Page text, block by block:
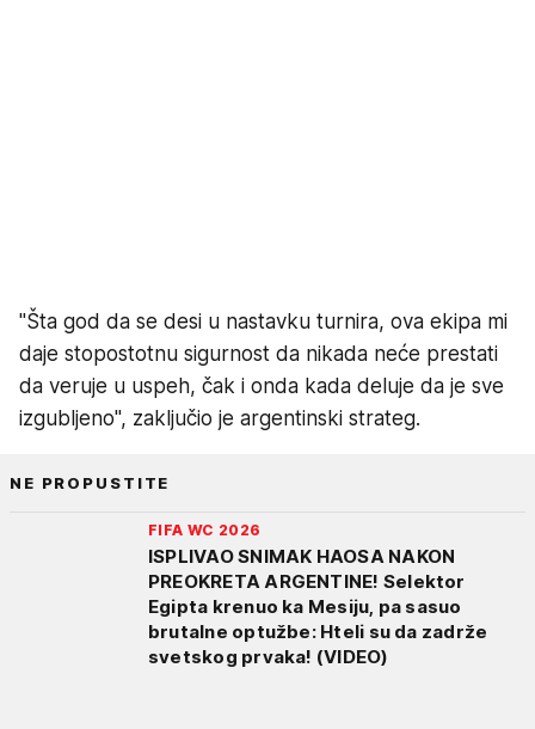
"Šta god da se desi u nastavku turnira, ova ekipa mi
daje stopostotnu sigurnost da nikada neće prestati
da veruje u uspeh, čak i onda kada deluje da je sve
izgubljeno", zaključio je argentinski strateg.
NE PROPUSTITE
FIFA WC 2026
ISPLIVAO SNIMAK HAOSA NAKON
PREOKRETA ARGENTINE! Selektor
Egipta krenuo ka Mesiju, pa sasuo
brutalne optužbe: Hteli su da zadrže
svetskog prvaka! (VIDEO)